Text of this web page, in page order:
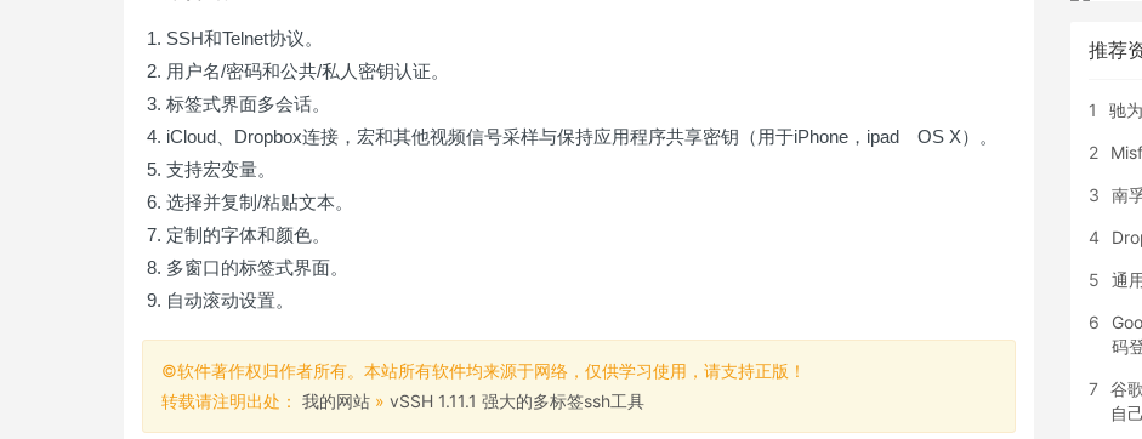
SSH和Telnet协议。
用户名/密码和公共/私人密钥认证。
标签式界面多会话。
iCloud、Dropbox连接，宏和其他视频信号采样与保持应用程序共享密钥（用于iPhone，ipad OS X）。
支持宏变量。
选择并复制/粘贴文本。
定制的字体和颜色。
多窗口的标签式界面。
自动滚动设置。
©软件著作权归作者所有。本站所有软件均来源于网络，仅供学习使用，请支持正版！
转载请注明出处： 我的网站 » vSSH 1.11.1 强大的多标签ssh工具
推荐
1 驰
2
3 南
4
5 通
6
码
7 谷
自